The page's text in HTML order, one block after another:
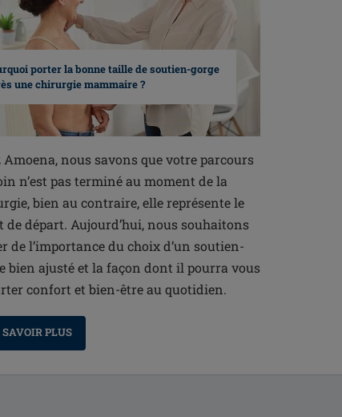
porter la bonne taille de soutien-gorge
une chirurgie mammaire ?
Amoena, nous savons que votre parcours
n’est pas terminé au moment de la
bien au contraire, elle représente le
de départ. Aujourd’hui, nous souhaitons
de l’importance du choix d’un soutien-
bien ajusté et la façon dont il pourra vous
confort et bien-être au quotidien.
SAVOIR PLUS